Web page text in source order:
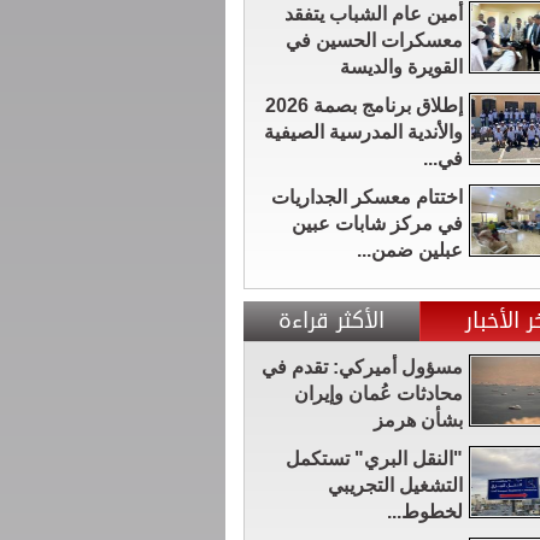
أمين عام الشباب يتفقد
معسكرات الحسين في
القويرة والديسة
إطلاق برنامج بصمة 2026
والأندية المدرسية الصيفية
في...
اختتام معسكر الجداريات
في مركز شابات عبين
عبلين ضمن...
الأخبار الأكثر قراءة
مسؤول أميركي: تقدم في
محادثات عُمان وإيران
بشأن هرمز
"النقل البري" تستكمل
التشغيل التجريبي
لخطوط...